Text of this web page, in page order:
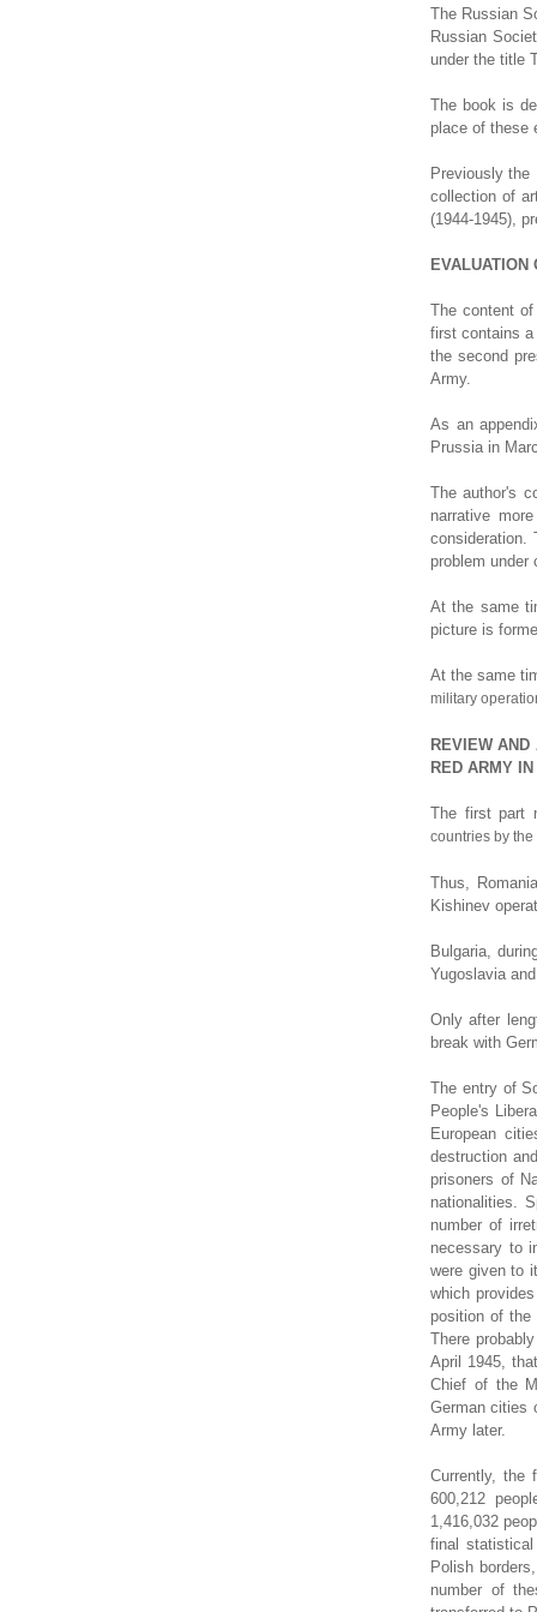
The Russian
Russian
under the title
The book is
place of these
Previously the
collection of
(1944-1945),
EVALUATION
The content
first contains
the second
Army.
As an
Prussia in
The author's
narrative
problem
At the same
picture is
At the same
military
REVIEW
RED ARMY IN
The first part
countries by the
Thus,
Kishinev
Bulgaria,
Yugoslavia
Only after
break with
The entry of
People's
European
destruction
prisoners of
nationalities.
number of
necessary to
were given to
which
position of
There
April 1945,
Chief of the
German cities
Army later.
Currently, the
600,212
1,416,032
final
Polish
number of